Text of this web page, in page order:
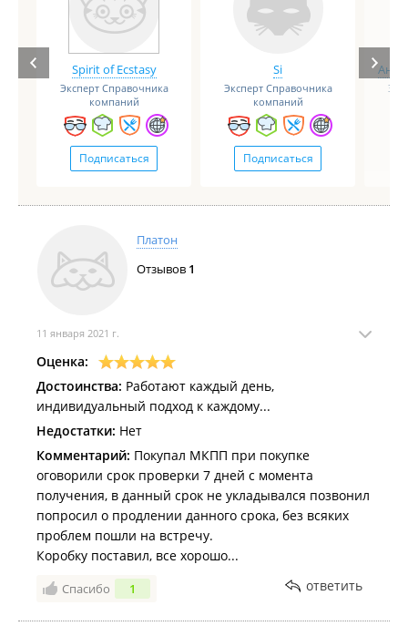
Spirit of Ecstasy
Эксперт Справочника
компаний
Подписаться
Si
Эксперт Справочника
компаний
Подписаться
Платон
Отзывов 1
11 января 2021 г.
Оценка:
Достоинства: Работают каждый день,
индивидуальный подход к каждому...
Недостатки: Нет
Комментарий: Покупал МКПП при покупке
оговорили срок проверки 7 дней с момента
получения, в данный срок не укладывался позвонил
попросил о продлении данного срока, без всяких
проблем пошли на встречу.
Коробку поставил, все хорошо...
Спасибо 1 ответить